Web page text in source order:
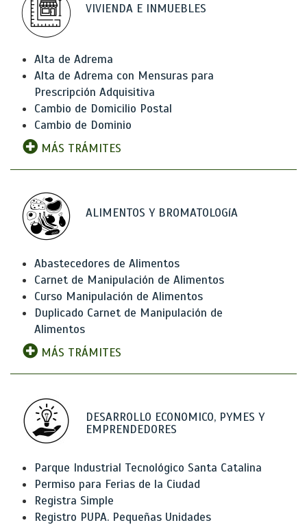
VIVIENDA E INMUEBLES
Alta de Adrema
Alta de Adrema con Mensuras para
Prescripción Adquisitiva
Cambio de Domicilio Postal
Cambio de Dominio
MÁS TRÁMITES
ALIMENTOS Y BROMATOLOGíA
Abastecedores de Alimentos
Carnet de Manipulación de Alimentos
Curso Manipulación de Alimentos
Duplicado Carnet de Manipulación de
Alimentos
MÁS TRÁMITES
DESARROLLO ECONOMICO, PYMES Y
EMPRENDEDORES
Parque Industrial Tecnológico Santa Catalina
Permiso para Ferias de la Ciudad
Registra Simple
Registro PUPA. Pequeñas Unidades